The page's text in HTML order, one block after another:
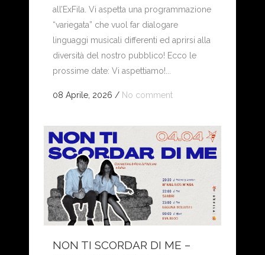
all’ExFila. Vi aspetta una programmazione
“variegata” che vuol far dialogare
linguaggi musicali differenti ed aprirsi alla
diversità del nostro pubblico! Ecco le
prossime date: Vi aspettiamo!...
08 Aprile, 2026 / No comment
NON TI SCORDAR DI ME –